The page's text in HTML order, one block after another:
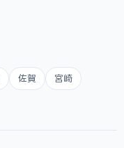
佐賀 宮崎